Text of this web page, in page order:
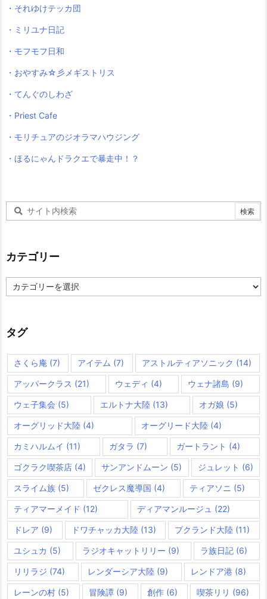
・それゆけテッカ団
・ミリユナ日記
・モフモフ日和
・おやすみ☆彡メギストリス
・てんぐのしわざ
・Priest Cafe
・モリチュアのジオラマハウジング
・ほるにゃんドラクエで暴走中！？
カテゴリー
テ
ー
タグ
さくら庵 (7) アイテム (7) アストルティアソニック (14)
アッパークラス (21) ウェディ (4) ウェナ諸島 (9)
ウェ子集会 (5) エルトナ大陸 (13) オガ娘 (5)
オーグリッド大陸 (4) オーグリード大陸 (4)
カミハルムイ (11) ガタラ (7) ガートラント (4)
ゴクラク喫茶店 (4) サンアンドムーン (5) ジュレット (6)
スライム族 (5) ゼクレス魔導国 (4) ティアソニ (5)
ティアマーメイド (12) ディアマンルージュ (22)
ドレア (9) ドワチャッカ大陸(13) プクランド大陸 (11)
ユシュカ (5) ラジオキャットリリー (9) ラ族日記 (6)
リリラジ (74) レンダーシア大陸 (9) レンドア港 (8)
レーンの村 (5) 冒険譚(9) 創作(6) 喫茶リリ (96)